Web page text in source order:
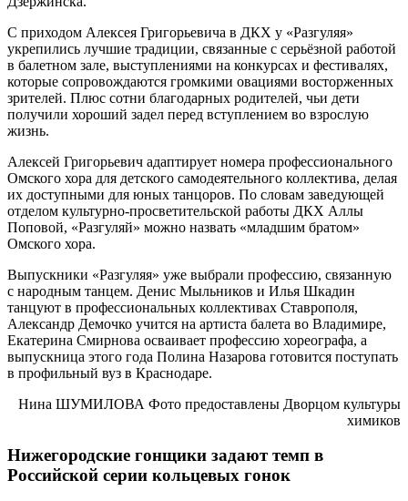
С приходом Алексея Григорьевича в ДКХ у «Разгуляя»
укрепились лучшие традиции, связанные с серьёзной работой
в балетном зале, выступлениями на конкурсах и фестивалях,
которые сопровождаются громкими овациями восторженных
зрителей. Плюс сотни благодарных родителей, чьи дети
получили хороший задел перед вступлением во взрослую
жизнь.
Алексей Григорьевич адаптирует номера профессионального
Омского хора для детского самодеятельного коллектива, делая
их доступными для юных танцоров. По словам заведующей
отделом культурно-просветительской работы ДКХ Аллы
Поповой, «Разгуляй» можно назвать «младшим братом»
Омского хора.
Выпускники «Разгуляя» уже выбрали профессию, связанную
с народным танцем. Денис Мыльников и Илья Шкадин
танцуют в профессиональных коллективах Ставрополя,
Александр Демочко учится на артиста балета во Владимире,
Екатерина Смирнова осваивает профессию хореографа, а
выпускница этого года Полина Назарова готовится поступать
в профильный вуз в Краснодаре.
Нина ШУМИЛОВА Фото предоставлены Дворцом культуры
химиков
Нижегородские гонщики задают темп в
Российской серии кольцевых гонок